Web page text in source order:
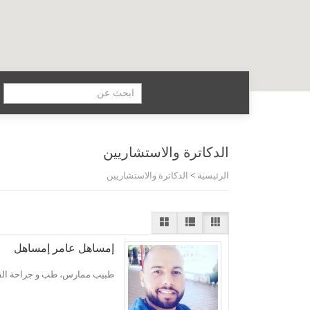
الدكاترة والاستشاريين
الرئيسية > الدكاترة والاستشاريين
إمساهل عامر إمساهل
طبيب ممارس، طب و جراحة